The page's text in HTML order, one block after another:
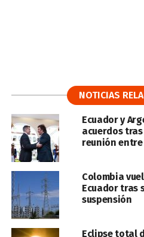
NOTICIAS
Ecuador y
acuerdos
reunión
Colombia
Ecuador tras
suspensión
Eclipse total